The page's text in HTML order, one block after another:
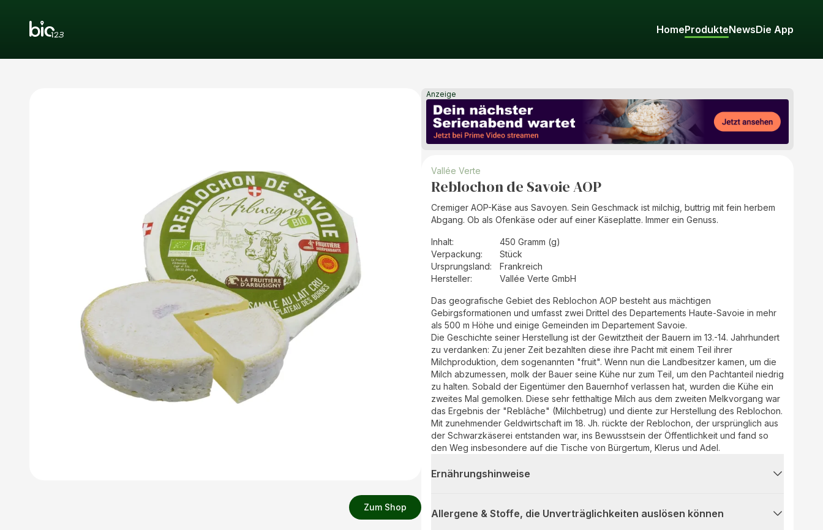
HomeProdukteNewsDie App
Zum Shop
Anzeige
Vallée Verte
Reblochon de Savoie AOP
Cremiger AOP-Käse aus Savoyen. Sein Geschmack ist milchig, buttrig mit fein herbem
Abgang. Ob als Ofenkäse oder auf einer Käseplatte. Immer ein Genuss.
Inhalt:
450 Gramm (g)
Verpackung:
Stück
Ursprungsland:
Frankreich
Hersteller: Vallée Verte GmbH
Das geografische Gebiet des Reblochon AOP besteht aus mächtigen
Gebirgsformationen und umfasst zwei Drittel des Departements Haute-Savoie in mehr
als 500 m Höhe und einige Gemeinden im Departement Savoie.
Die Geschichte seiner Herstellung ist der Gewitztheit der Bauern im 13.-14. Jahrhundert
zu verdanken: Zu jener Zeit bezahlten diese ihre Pacht mit einem Teil ihrer
Milchproduktion, dem sogenannten "fruit". Wenn nun die Landbesitzer kamen, um die
Milch abzumessen, molk der Bauer seine Kühe nur zum Teil, um den Pachtanteil niedrig
zu halten. Sobald der Eigentümer den Bauernhof verlassen hat, wurden die Kühe ein
zweites Mal gemolken. Diese sehr fetthaltige Milch aus dem zweiten Melkvorgang war
das Ergebnis der "Reblâche" (Milchbetrug) und diente zur Herstellung des Reblochon.
Mit zunehmender Geldwirtschaft im 18. Jh. rückte der Reblochon, der ursprünglich aus
der Schwarzkäserei entstanden war, ins Bewusstsein der Öffentlichkeit und fand so
den Weg insbesondere auf die Tische von Bürgertum, Klerus und Adel.
Ernährungshinweise
Allergene & Stoffe, die Unverträglichkeiten auslösen können